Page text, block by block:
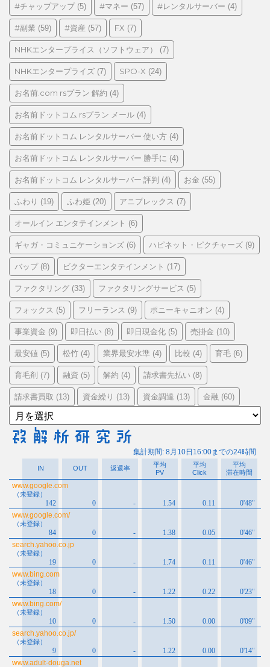
ゴ
リ
ー
#チャップアップ(5) #マネー (57) #レンタルサーバー (4)
#副業 (59) #資産 (57) FX (7)
NHKエンタープライス（ソフトウェア） (7)
NHKエンタープライズ (7) SPO-X (24)
お名前.com rsプラン 解約 (4)
お名前ドットコム rsプラン メール (4)
お名前ドットコム レンタルサーバー 使い方 (4)
お名前ドットコム レンタルサーバー 勝手に (4)
お名前ドットコム レンタルサーバー 評判 (4) お金 (55)
ふわり (19) ふわ姫 (20) アニプレックス (7)
オールイン エンタテインメント (6)
ギャガ・コミュニケーションズ (6) ハピネット・ピクチャーズ (9)
バップ(8) ビクターエンタテインメント (17)
ファクタリング (33) ファクタリングサービス (5)
フォックス (5) フリーランス (9) ポニーキャニオン (4)
事業資金 (9) 即日払い (8) 即日現金化 (5) 売掛金 (10)
最安値 (5) 松竹 (4) 業界最安水準 (4) 比較 (4) 育毛 (6)
育毛剤 (7) 融資 (5) 解約 (4) 請求書先払い (8)
請求書買取 (13) 資金繰り (13) 資金調達 (13) 金融 (60)
ア
ー
カ